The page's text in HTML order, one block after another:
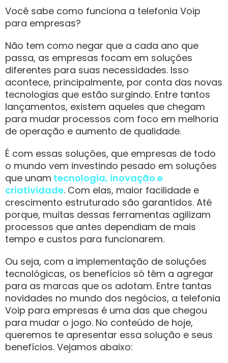
Você sabe como funciona a telefonia Voip
para empresas?
Não tem como negar que a cada ano que
passa, as empresas focam em soluções
diferentes para suas necessidades. Isso
acontece, principalmente, por conta das novas
tecnologias que estão surgindo. Entre tantos
lançamentos, existem aqueles que chegam
para mudar processos com foco em melhoria
de operação e aumento de qualidade.
É com essas soluções, que empresas de todo
o mundo vem investindo pesado em soluções
que unam tecnologia, inovação e
criatividade. Com elas, maior facilidade e
crescimento estruturado são garantidos. Até
porque, muitas dessas ferramentas agilizam
processos que antes dependiam de mais
tempo e custos para funcionarem.
Ou seja, com a implementação de soluções
tecnológicas, os benefícios só têm a agregar
para as marcas que os adotam. Entre tantas
novidades no mundo dos negócios, a telefonia
Voip para empresas é uma das que chegou
para mudar o jogo. No conteúdo de hoje,
queremos te apresentar essa solução e seus
benefícios. Vejamos abaixo: